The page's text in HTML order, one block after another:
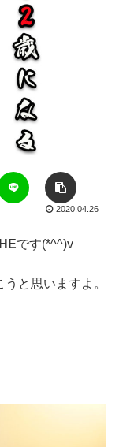
2020.04.26
です(*^^)v
と思いますよ。